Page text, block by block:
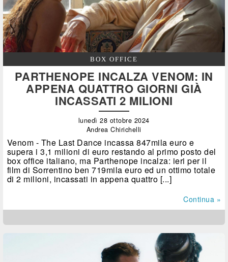
BOX OFFICE
PARTHENOPE INCALZA VENOM: IN
APPENA QUATTRO GIORNI GIÀ
INCASSATI 2 MILIONI
lunedì 28 ottobre 2024
Andrea Chirichelli
Venom - The Last Dance incassa 847mila euro e
supera i 3,1 milioni di euro restando al primo posto del
box office italiano, ma Parthenope incalza: ieri per il
film di Sorrentino ben 719mila euro ed un ottimo totale
di 2 milioni, incassati in appena quattro [...]
Continua »